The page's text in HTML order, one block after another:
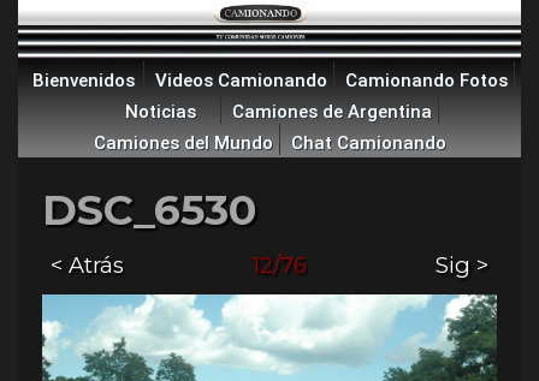
Bienvenidos Videos Camionando
Camionando Fotos
Noticias
Camiones de Argentina
Camiones del Mundo
Chat Camionando
DSC_6530
< Atrás 12/76 Sig >